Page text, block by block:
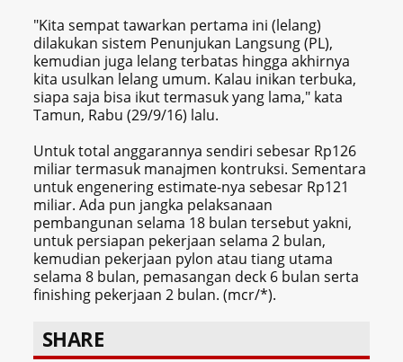
"Kita sempat tawarkan pertama ini (lelang)
dilakukan sistem Penunjukan Langsung (PL),
kemudian juga lelang terbatas hingga akhirnya
kita usulkan lelang umum. Kalau inikan terbuka,
siapa saja bisa ikut termasuk yang lama," kata
Tamun, Rabu (29/9/16) lalu.
Untuk total anggarannya sendiri sebesar Rp126
miliar termasuk manajmen kontruksi. Sementara
untuk engenering estimate-nya sebesar Rp121
miliar. Ada pun jangka pelaksanaan
pembangunan selama 18 bulan tersebut yakni,
untuk persiapan pekerjaan selama 2 bulan,
kemudian pekerjaan pylon atau tiang utama
selama 8 bulan, pemasangan deck 6 bulan serta
finishing pekerjaan 2 bulan. (mcr/*).
SHARE